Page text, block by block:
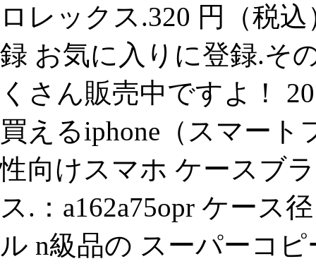
ロレックス.320 円（税
録 お気に入りに登録.そ
くさん販売中ですよ！
買えるiphone（スマー
性向けスマホ ケースブ
ス.：a162a75opr ケース
ル n級品の スーパーコ